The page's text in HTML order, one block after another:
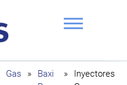
Ragas
Gas »
Baxi
»
Inyectores